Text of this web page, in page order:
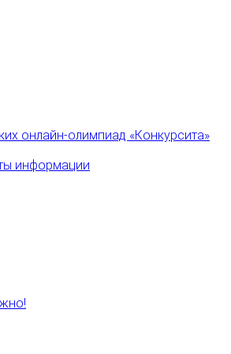
онлайн-олимпиад «Конкурсита»
информации